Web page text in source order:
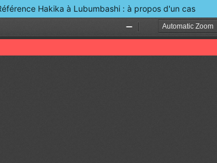
Hakika à Lubumbashi : à propos d'un cas